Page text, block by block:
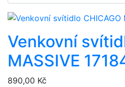
Venkovní
MASSIVE
890,00 Kč